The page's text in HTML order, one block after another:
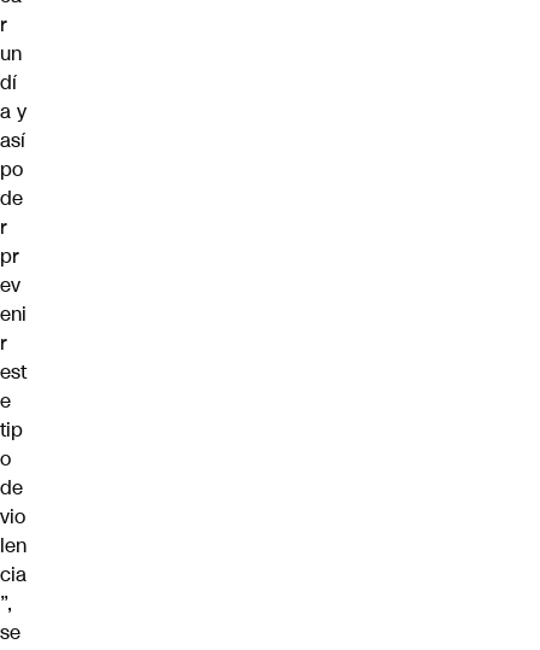
r
un
dí
a y
así
po
de
r
pr
ev
eni
r
est
e
tip
o
de
vio
len
cia
”,
se